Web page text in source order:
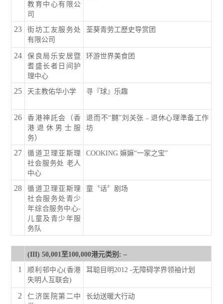
教育中心有限公
司
23
街坊工友服务处
有限公司
荃葵青劳工歷史导赏团
24
保良局乐安居暨
耆盛长者日间护
理中心
环游世界美食团
25 天主教佑华小学 寻『球』乐趣
26
香港神託会（香
港退休男士服
务）
退而不“嬲”刘关张﹣退休心理準备工作
坊
27
循道卫理亚斯理
社会服务处 老人
中心
COOKING 嫲嫲“一家之宝”
28
循道卫理亚斯理
社会服务处青少
年综合服务中心-
儿童及青少年服
务队
童〝话〞剧场
(III) 50,001至100,000港元类别 : –
1
顺利邨中心(香港
失明人互联会)
耳聪目明2012 -无障碍学界领袖计划
2
仁济医院第二中
长幼送暖大行动